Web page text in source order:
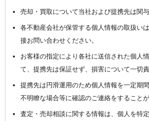
売却・買取について当社および提携先は関与
各不動産会社が保管する個人情報の取扱い
接お問い合わせください。
お客様の指定により各社に送信された個人
て、提携先は保証せず、損害について一切
提携先は円滑運用のため個人情報を一定期
不明瞭な場合等に確認のご連絡をすることが
査定・売却相談に関する情報は、個人を特